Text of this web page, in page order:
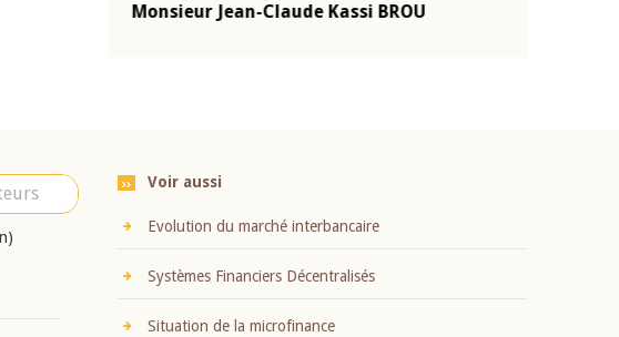
Monsieur Jean-Claude Kassi BROU
Voir aussi
Evolution du marché interbancaire
Systèmes Financiers Décentralisés
Situation de la microfinance